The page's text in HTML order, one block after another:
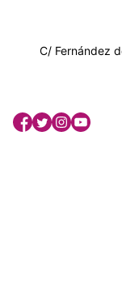
C/ Fernández